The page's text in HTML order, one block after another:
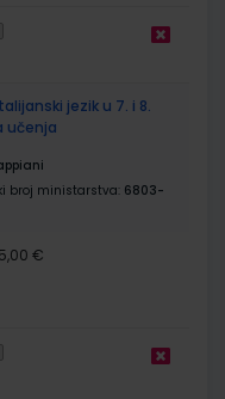
jezik u 7. i 8.
učenja
broj ministarstva: 6803-
€